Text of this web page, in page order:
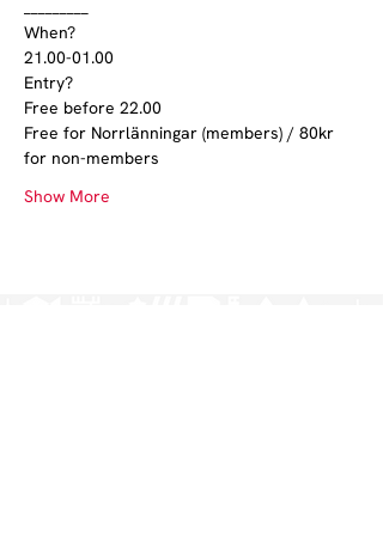
When?
21.00-01.00
Entry?
Free before 22.00
Free for Norrlänningar (members) / 80kr
for non-members
Show More